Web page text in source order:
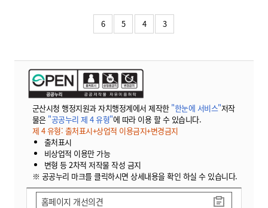
6 5 4 3
군산시청 행정지원과 자치행정계에서 제작한 "한눈에 서비스"저작
물은 "공공누리 제 4 유형"에 따라 이용 할 수 있습니다.
제 4 유형: 출처표시+상업적 이용금지+변경금지
출처표시
비상업적 이용만 가능
변형 등 2차적 저작물 작성 금지
※ 공공누리 마크를 클릭하시면 상세내용을 확인 하실 수 있습니다.
홈페이지 개선의견